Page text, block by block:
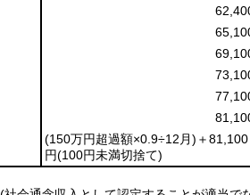
(150万円超過額×0.9÷12月) ＋81,100
円(100円未満切捨て)